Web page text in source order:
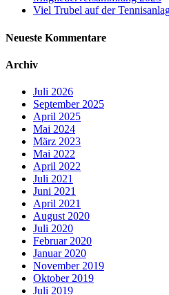
Viel Trubel auf der
Neueste Kommentare
Archiv
Juli 2026
September 2025
April 2025
Mai 2024
März 2023
Mai 2022
April 2022
Juli 2021
Juni 2021
April 2021
August 2020
Juli 2020
Februar 2020
Januar 2020
November 2019
Oktober 2019
Juli 2019